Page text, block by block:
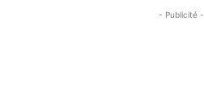
- Publicité -